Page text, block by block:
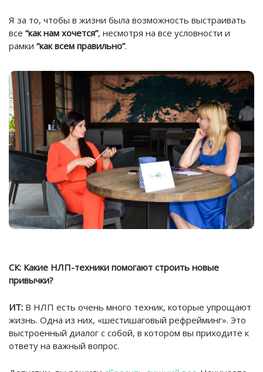
Я за то, чтобы в жизни была возможность выстраивать
все “как нам хочется”, несмотря на все условности и
рамки “как всем правильно”.
СК: Какие НЛП-техники помогают строить новые
привычки?
ИТ: В НЛП есть очень много техник, которые упрощают
жизнь. Одна из них, «шестишаговый рефрейминг». Это
выстроенный диалог с собой, в котором вы приходите к
ответу на важный вопрос.